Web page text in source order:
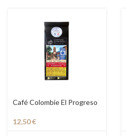
Café Colombie El Progreso
12,50€